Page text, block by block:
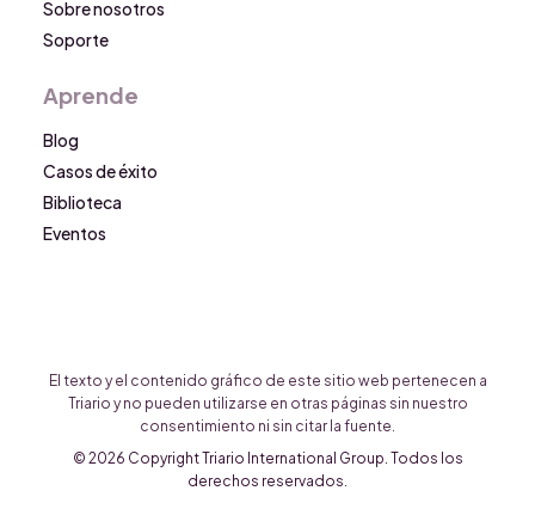
Sobre nosotros
Soporte
Aprende
Blog
Casos de éxito
Biblioteca
Eventos
El texto y el contenido gráfico de este sitio web pertenecen a
Triario y no pueden utilizarse en otras páginas sin nuestro
consentimiento ni sin citar la fuente.
© 2026 Copyright Triario International Group. Todos los
derechos reservados.